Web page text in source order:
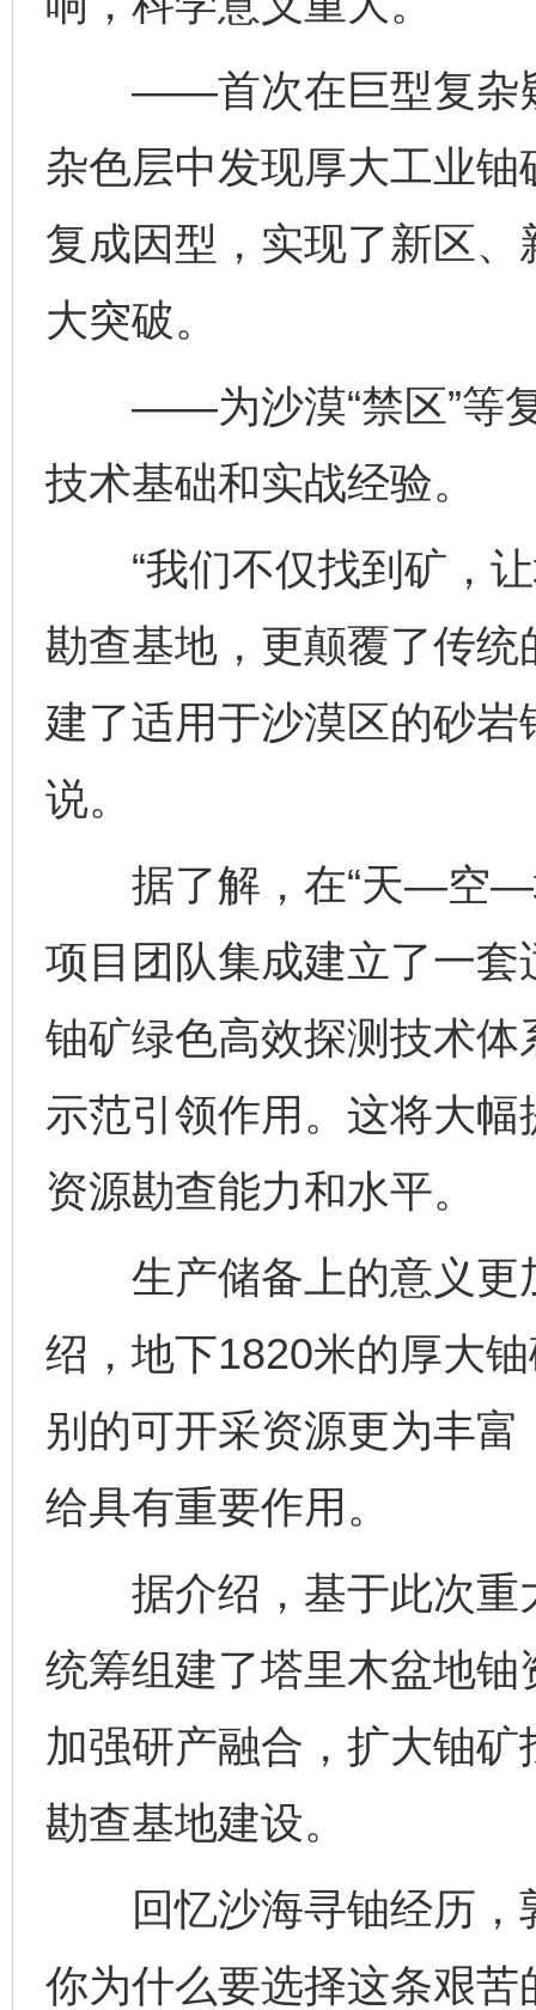
——首次在巨型复杂疑
杂色层中发现厚大工业
复成因型，实现了新区
大突破。
——为沙漠“禁区”等复
技术基础和实战经验。
“我们不仅找到矿，让
勘查基地，更颠覆了传
建了适用于沙漠区的砂岩
说。
据了解，在“天—空—
项目团队集成建立了一
铀矿绿色高效探测技术
示范引领作用。这将大
资源勘查能力和水平。
生产储备上的意义更
绍，地下1820米的厚大
别的可开采资源更为丰
给具有重要作用。
据介绍，基于此次重
统筹组建了塔里木盆地
加强研产融合，扩大铀
勘查基地建设。
回忆沙海寻铀经历，
你为什么要选择这条艰
完善运行机制助力责任有效落实